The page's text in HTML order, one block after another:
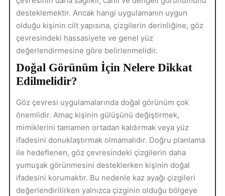
desteklemektir. Ancak hangi uygulamanın uygun
olduğu kişinin cilt yapısına, çizgilerin derinliğine, göz
çevresindeki hassasiyete ve genel yüz
değerlendirmesine göre belirlenmelidir.
Doğal Görünüm İçin Nelere Dikkat
Edilmelidir?
Göz çevresi uygulamalarında doğal görünüm çok
önemlidir. Amaç kişinin gülüşünü değiştirmek,
mimiklerini tamamen ortadan kaldırmak veya yüz
ifadesini donuklaştırmak olmamalıdır. Doğru planlama
ile hedeflenen, göz çevresindeki çizgilerin daha
yumuşak görünmesini desteklerken kişinin doğal
ifadesini korumaktır. Bu nedenle kaz ayağı çizgileri
değerlendirilirken yalnızca çizginin olduğu bölgeye